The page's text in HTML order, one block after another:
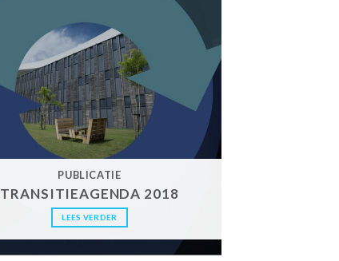
PUBLICATIE
TRANSITIEAGENDA 2018
LEES VERDER